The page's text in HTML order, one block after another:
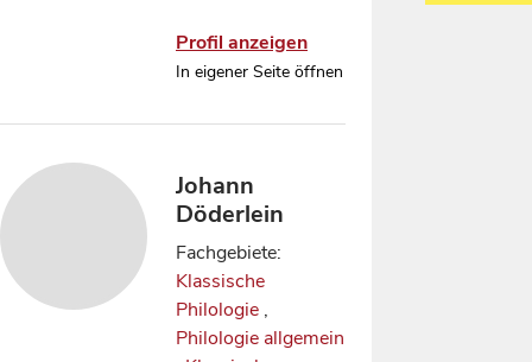
Profil anzeigen
In eigener Seite öffnen
Johann
Döderlein
Fachgebiete:
Klassische
Philologie ,
Philologie allgemein